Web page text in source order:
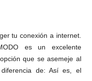
tu conexión a internet.
es un excelente
que se asemeje al
de: Así es, el